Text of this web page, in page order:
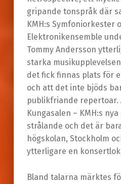
gripande tonspråk där
KMH:s Symfoniorkester
Elektronikensemble
Tommy Andersson
starka
det fick finnas plats för
och att det inte bjöds
publikfriande repertoar.
Kungasalen – KMH:s
strålande och det är
högskolan, Stockholm
ytterligare en
Bland talarna märktes